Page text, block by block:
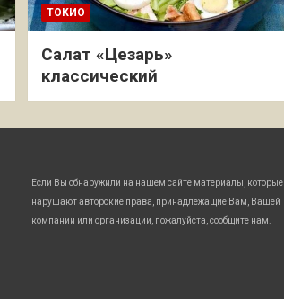
ТОКИО
Салат «Цезарь»
классический
Если Вы обнаружили на нашем сайте материалы, которые
нарушают авторские права, принадлежащие Вам, Вашей
компании или организации, пожалуйста, сообщите нам.